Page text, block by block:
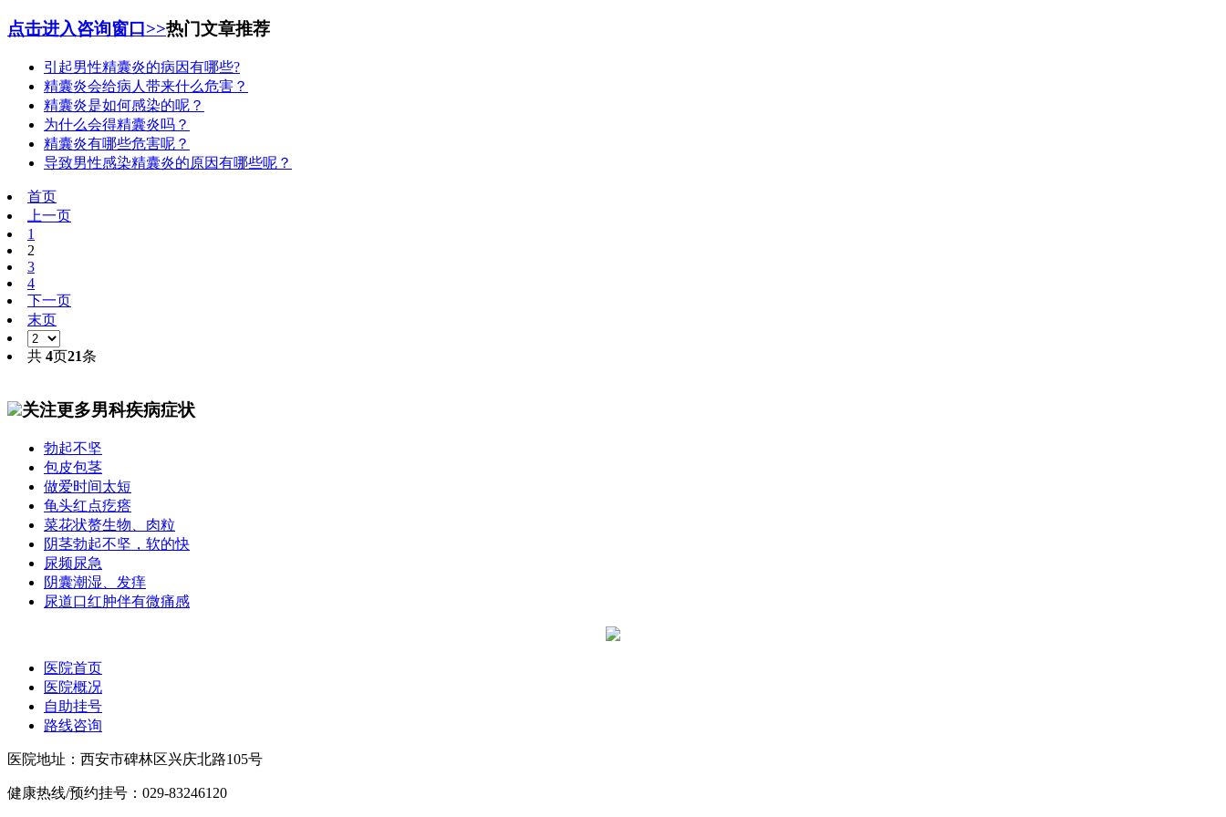
点击进入咨询窗口>>热门文章推荐
引起男性精囊炎的病因有哪些?
精囊炎会给病人带来什么危害？
精囊炎是如何感染的呢？
为什么会得精囊炎吗？
精囊炎有哪些危害呢？
导致男性感染精囊炎的原因有哪些呢？
首页
上一页
1
2
3
4
下一页
末页
共 4页21条
关注更多男科疾病症状
勃起不坚
包皮包茎
做爱时间太短
龟头红点疙瘩
菜花状赘生物、肉粒
阴茎勃起不坚，软的快
尿频尿急
阴囊潮湿、发痒
尿道口红肿伴有微痛感
医院首页
医院概况
自助挂号
路线咨询
医院地址：西安市碑林区兴庆北路105号
健康热线/预约挂号：029-83246120